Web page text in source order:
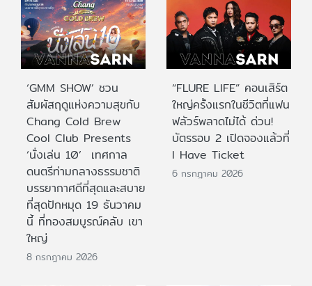
‘GMM SHOW’ ชวน
สัมผัสฤดูแห่งความสุขกับ
Chang Cold Brew
Cool Club Presents
‘นั่งเล่น 10’ เทศกาล
ดนตรีท่ามกลางธรรมชาติ
บรรยากาศดีที่สุดและสบาย
ที่สุดปักหมุด 19 ธันวาคม
นี้ ที่ทองสมบูรณ์คลับ เขา
ใหญ่
8 กรกฎาคม 2026
“FLURE LIFE” คอนเสิร์ต
ใหญ่ครั้งแรกในชีวิตที่แฟน
ฟลัวร์พลาดไม่ได้ ด่วน!
บัตรรอบ 2 เปิดจองแล้วที่
I Have Ticket
6 กรกฎาคม 2026